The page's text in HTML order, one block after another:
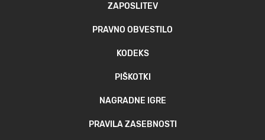
ZAPOSLITEV
PRAVNO OBVESTILO
KODEKS
PIŠKOTKI
NAGRADNE IGRE
PRAVILA ZASEBNOSTI